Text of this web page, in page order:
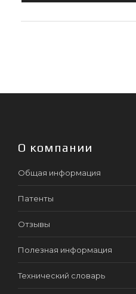
О компании
Общая информация
Патенты
Отзывы
Полезная информация
Технический словарь